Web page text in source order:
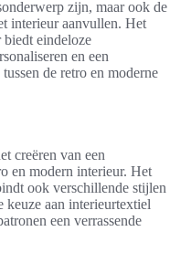
zijn, maar ook de
interieur aanvullen. Het
eindeloze
en een
de retro en moderne
creëren van een
en modern interieur. Het
ook verschillende stijlen
aan interieurtextiel
een verrassende